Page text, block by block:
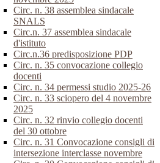
Circ. n. 38 assemblea sindacale
SNALS
Circ.n. 37 assemblea sindacale
d'istituto
Circ.n.36 predisposizione PDP
Circ. n. 35 convocazione collegio
docenti
Circ. n. 34 permessi studio 2025-26
Circ. n. 33 sciopero del 4 novembre
2025
Circ. n. 32 rinvio collegio docenti
del 30 ottobre
Circ. n. 31 Convocazione consigli di
intersezione interclasse novembre